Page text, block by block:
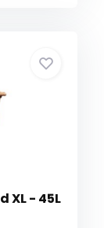
XL - 45L